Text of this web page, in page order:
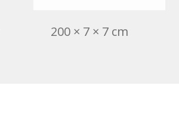
200 × 7 × 7 cm